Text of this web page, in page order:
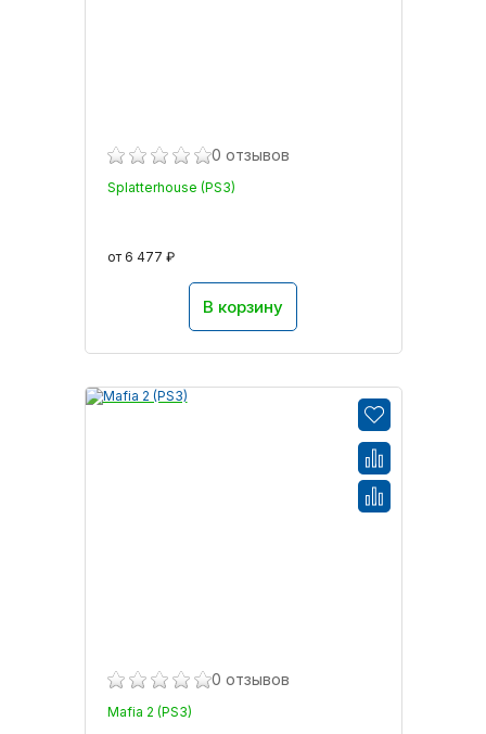
0 отзывов
Splatterhouse (PS3)
от 6 477 ₽
В корзину
0 отзывов
Mafia 2 (PS3)